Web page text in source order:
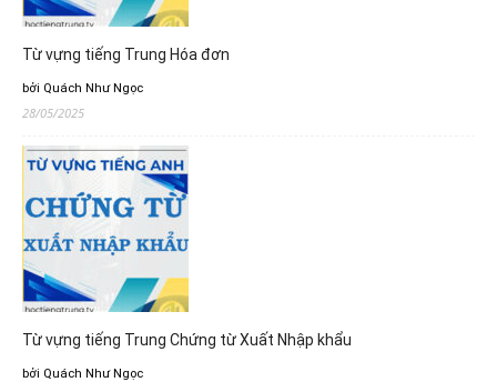
Từ vựng tiếng Trung Hóa đơn
bởi Quách Như Ngọc
28/05/2025
Từ vựng tiếng Trung Chứng từ Xuất Nhập khẩu
bởi Quách Như Ngọc